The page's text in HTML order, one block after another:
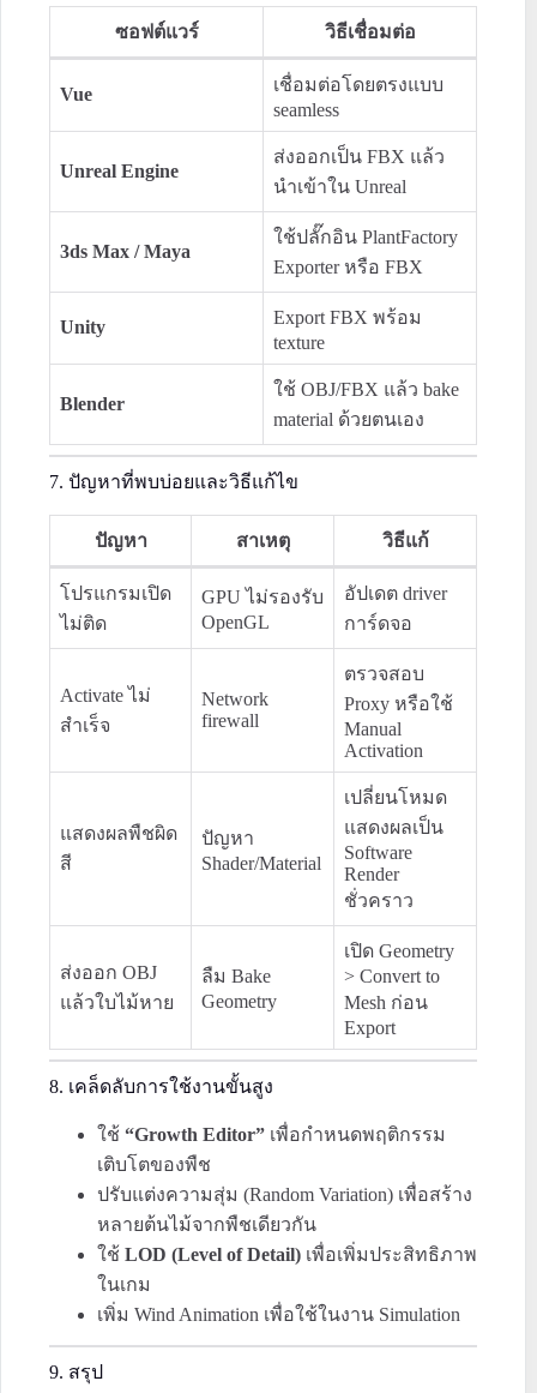
ซอฟต์แวร์ วิธีเชื่อมต่อ
Vue
เชื่อมต่อโดยตรงแบบ
seamless
Unreal Engine
ส่งออกเป็น FBX แล้ว
นำเข้าใน Unreal
3ds Max / Maya
ใช้ปลั๊กอิน PlantFactory
Exporter หรือ FBX
Unity
Export FBX พร้อม
texture
Blender
ใช้ OBJ/FBX แล้ว bake
material ด้วยตนเอง
7. ปัญหาที่พบบ่อยและวิธีแก้ไข
ปัญหา สาเหตุ วิธีแก้
โปรแกรมเปิด
ไม่ติด
GPU ไม่รองรับ
OpenGL
อัปเดต driver
การ์ดจอ
Activate ไม่
สำเร็จ
Network
firewall
ตรวจสอบ
Proxy หรือใช้
Manual
Activation
แสดงผลพืชผิด
สี
ปัญหา
Shader/Material
เปลี่ยนโหมด
แสดงผลเป็น
Software
Render
ชั่วคราว
ส่งออก OBJ
แล้วใบไม้หาย
ลืม Bake
Geometry
เปิด Geometry
> Convert to
Mesh ก่อน
Export
8. เคล็ดลับการใช้งานขั้นสูง
ใช้ “Growth Editor” เพื่อกำหนดพฤติกรรม
เติบโตของพืช
ปรับแต่งความสุ่ม (Random Variation) เพื่อสร้าง
หลายต้นไม้จากพืชเดียวกัน
ใช้ LOD (Level of Detail) เพื่อเพิ่มประสิทธิภาพ
ในเกม
เพิ่ม Wind Animation เพื่อใช้ในงาน Simulation
9. สรุป